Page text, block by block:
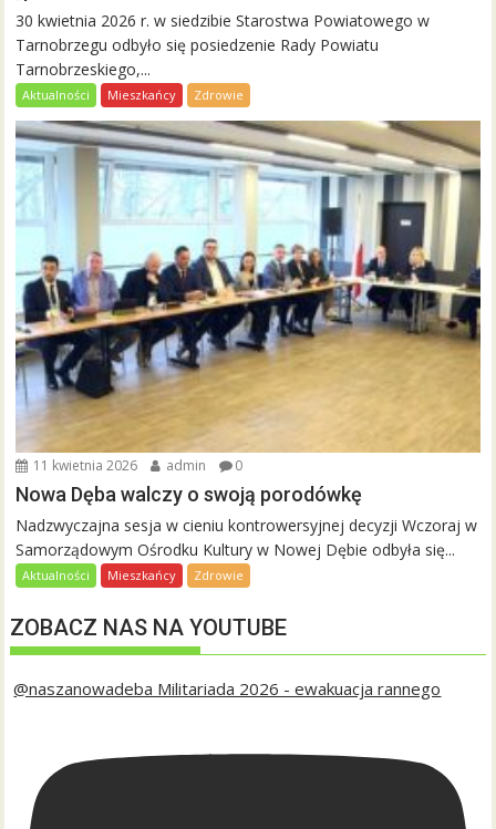
30 kwietnia 2026 r. w siedzibie Starostwa Powiatowego w
Tarnobrzegu odbyło się posiedzenie Rady Powiatu
Tarnobrzeskiego,...
Aktualności Mieszkańcy Zdrowie
11 kwietnia 2026 admin 0
Nowa Dęba walczy o swoją porodówkę
Nadzwyczajna sesja w cieniu kontrowersyjnej decyzji Wczoraj w
Samorządowym Ośrodku Kultury w Nowej Dębie odbyła się...
Aktualności Mieszkańcy Zdrowie
ZOBACZ NAS NA YOUTUBE
@naszanowadeba Militariada 2026 - ewakuacja rannego